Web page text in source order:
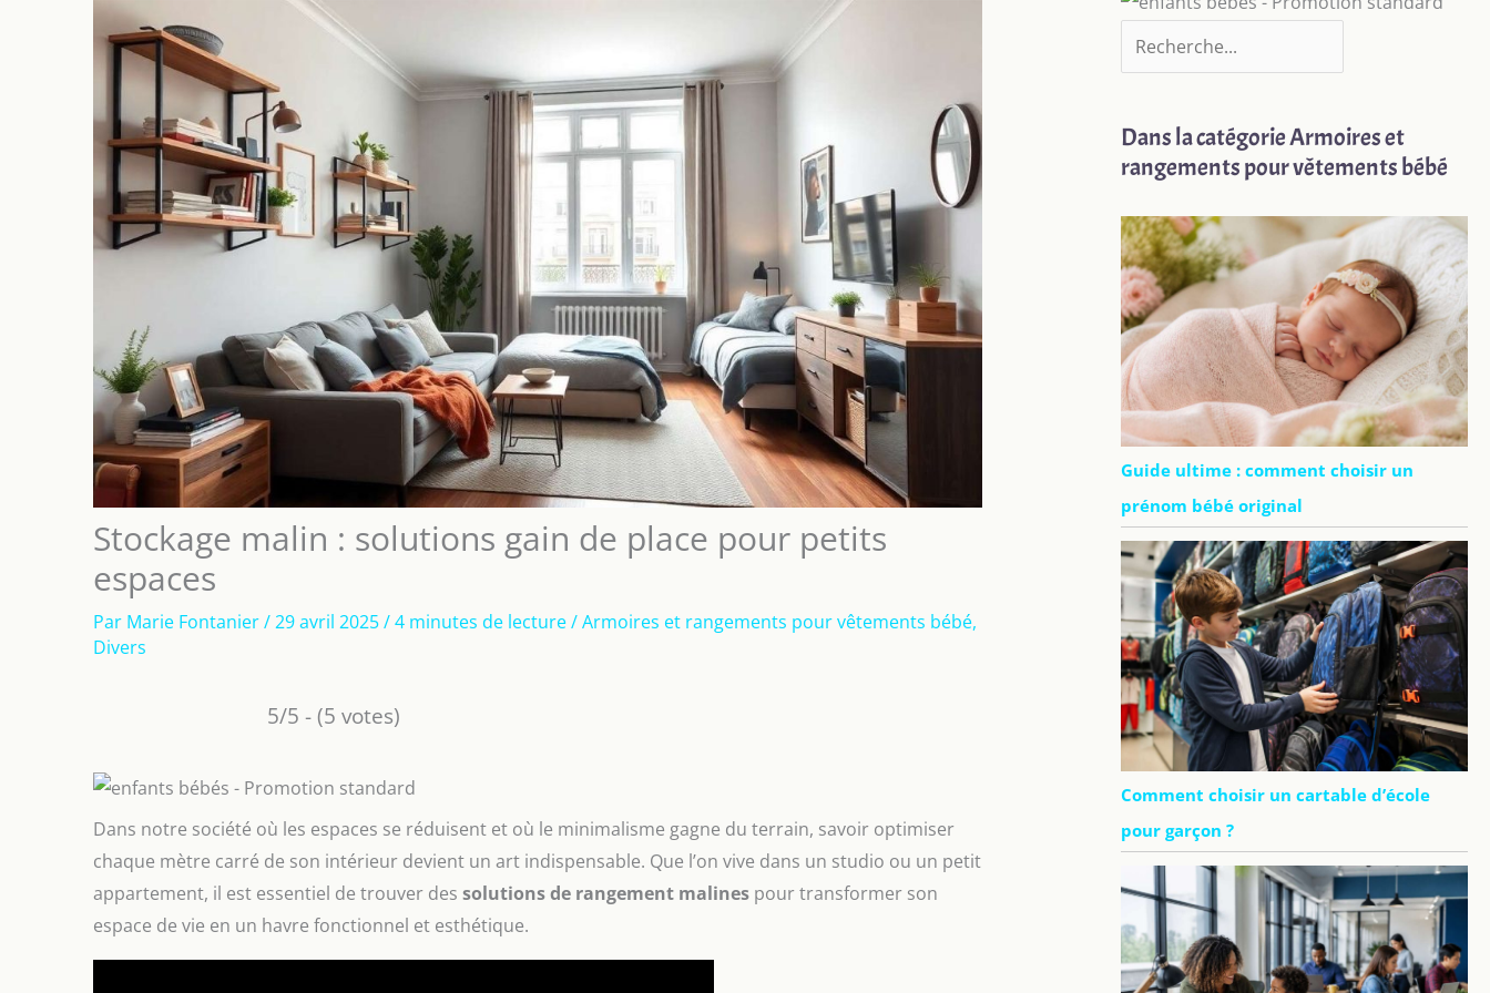
Stockage malin : solutions gain de place pour petits
espaces
Par Marie Fontanier/29 avril 2025/4 minutes de lecture/Armoires et rangements pour vêtements bébé,
Divers
5/5 - (5 votes)
Dans notre société où les espaces se réduisent et où le minimalisme gagne du terrain, savoir optimiser
chaque mètre carré de son intérieur devient un art indispensable. Que l’on vive dans un studio ou un petit
appartement, il est essentiel de trouver des solutions de rangement malines pour transformer son
espace de vie en un havre fonctionnel et esthétique.
Dans la catégorie Armoires et
rangements pour vêtements bébé
Guide ultime : comment choisir un
prénom bébé original
Comment choisir un cartable d’école
pour garçon ?